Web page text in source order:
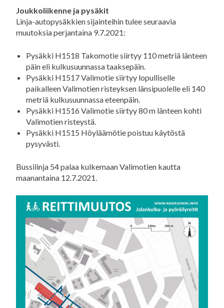
Joukkoliikenne ja pysäkit
Linja-autopysäkkien sijainteihin tulee seuraavia
muutoksia perjantaina 9.7.2021:
Pysäkki H1518 Takomotie siirtyy 110 metriä länteen
päin eli kulkusuunnassa taaksepäin.
Pysäkki H1517 Valimotie siirtyy lopulliselle
paikalleen Valimotien risteyksen länsipuolelle eli 140
metriä kulkusuunnassa eteenpäin.
Pysäkki H1516 Valimotie siirtyy 80 m länteen kohti
Valimotien risteystä.
Pysäkki H1515 Höyläämötie poistuu käytöstä
pysyvästi.
Bussilinja 54 palaa kulkemaan Valimotien kautta
maanantaina 12.7.2021.